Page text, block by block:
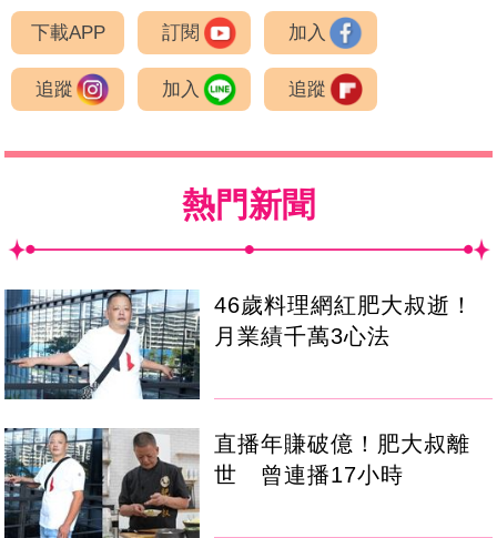
下載APP 訂閱 加入
追蹤 加入 追蹤
熱門新聞
46歲料理網紅肥大叔逝！
月業績千萬3心法
直播年賺破億！肥大叔離
世 曾連播17小時